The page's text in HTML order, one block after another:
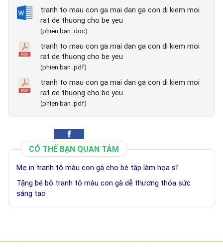
tranh to mau con ga mai dan ga con di kiem moi
rat de thuong cho be yeu
(phien ban .doc)
tranh to mau con ga mai dan ga con di kiem moi
rat de thuong cho be yeu
(phien ban .pdf)
tranh to mau con ga mai dan ga con di kiem moi
rat de thuong cho be yeu
(phien ban .pdf)
CÓ THỂ BẠN QUAN TÂM
Mẹ in tranh tô màu con gà cho bé tập làm họa sĩ
Tặng bé bộ tranh tô màu con gà dễ thương thỏa sức
sáng tạo